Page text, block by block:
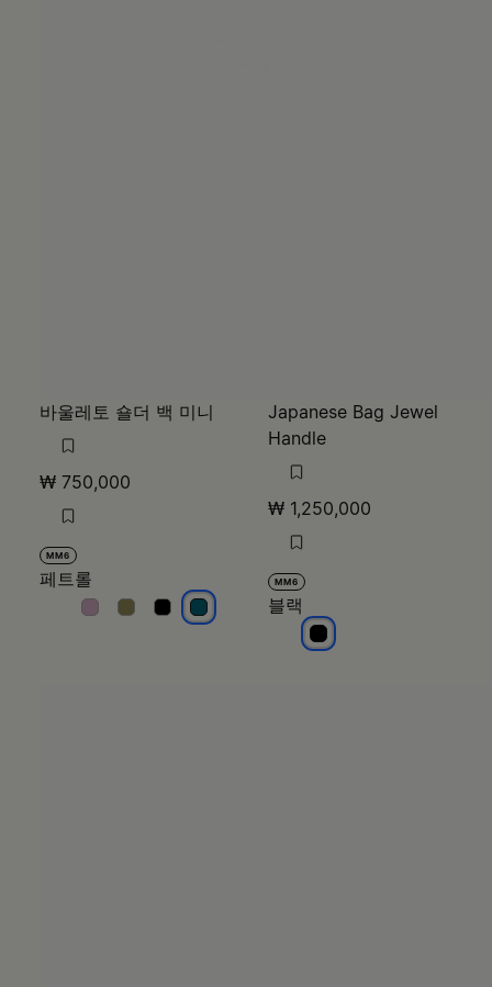
바울레토 숄더 백 미니
₩ 750,000
MM6
페트롤
페트롤페트롤페트롤페트롤
Japanese Bag Jewel
Handle
₩ 1,250,000
MM6
블랙
블랙